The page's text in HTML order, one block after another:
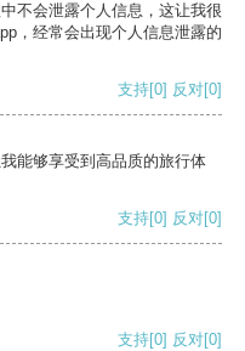
不会泄露个人信息，这让我很
，经常会出现个人信息泄露的
支持[0] 反对[0]
能够享受到高品质的旅行体
支持[0] 反对[0]
支持[0] 反对[0]